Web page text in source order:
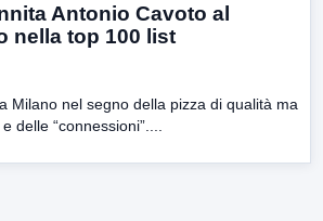
Antonio Cavoto al
nella top 100 list
Milano nel segno della pizza di qualità ma
delle “connessioni”....